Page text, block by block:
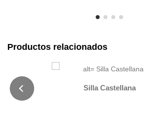
Productos relacionados
Silla Castellana